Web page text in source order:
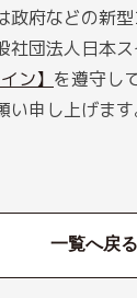
政府などの新
社団法人日本
ン】 を遵守し
申し上げます
一覧へ戻る